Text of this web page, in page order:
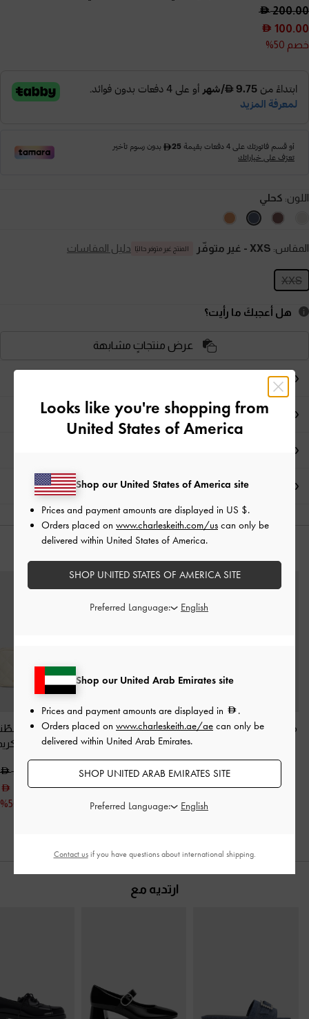
200.00
100.00
خصم 50%
اللون: كحلي
المقاس: XXS - غير متوفّر المنتج غير متوفر حاليًا دليل المقاسات
XXS
هل أعجبكَ ما رأيت؟
عرض منتجاتٍ مشابهة
ملاحظات المحرر
تفاصيل المنتج وتعليمات العناية
الشحن والإرجاع
محفظة يد هانيا-كريمي
حقيبة معصم سيانا
بنقشة منقطة-أسود
كلاسيكي
200.00
حقيبة أبفرا
معصم
300.00
150.00
ارتديه مع
Looks like you're shopping from
United States of America
Shop our United Arab Emirates site
Prices and payment amounts are displayed in
.
Orders placed on www.charleskeith.ae/ae can only be
delivered within United Arab Emirates.
SHOP UNITED ARAB EMIRATES SITE
Preferred Language:
Shop our United States of America site
Prices and payment amounts are displayed in US $.
Orders placed on www.charleskeith.com/us can only be
delivered within United States of America.
SHOP UNITED STATES OF AMERICA SITE
Preferred Language:
Contact usif you have questions about international shipping.